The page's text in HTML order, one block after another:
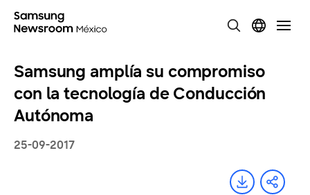
Samsung amplía su compromiso
con la tecnología de Conducción
Autónoma
25-09-2017